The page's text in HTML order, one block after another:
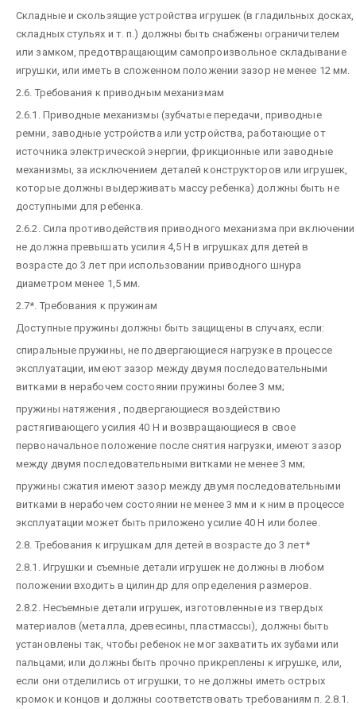
Складные и скользящие устройства игрушек (в гладильных досках,
складных стульях и т. п.) должны быть снабжены ограничителем
или замком, предотвращающим самопроизвольное складывание
игрушки, или иметь в сложенном положении зазор не менее 12 мм.
2.6. Требования к приводным механизмам
2.6.1. Приводные механизмы (зубчатые передачи, приводные
ремни, заводные устройства или устройства, работающие от
источника электрической энергии, фрикционные или заводные
механизмы, за исключением деталей конструкторов или игрушек,
которые должны выдерживать массу ребенка) должны быть не
доступными для ребенка.
2.6.2. Сила противодействия приводного механизма при включении
не должна превышать усилия 4,5 Н в игрушках для детей в
возрасте до 3 лет при использовании приводного шнура
диаметром менее 1,5 мм.
2.7*. Требования к пружинам
Доступные пружины должны быть защищены в случаях, если:
спиральные пружины, не подвергающиеся нагрузке в процессе
эксплуатации, имеют зазор между двумя последовательными
витками в нерабочем состоянии пружины более 3 мм;
пружины натяжения , подвергающиеся воздействию
растягивающего усилия 40 Н и возвращающиеся в свое
первоначальное положение после снятия нагрузки, имеют зазор
между двумя последовательными витками не менее 3 мм;
пружины сжатия имеют зазор между двумя последовательными
витками в нерабочем состоянии не менее 3 мм и к ним в процессе
эксплуатации может быть приложено усилие 40 Н или более.
2.8. Требования к игрушкам для детей в возрасте до 3 лет*
2.8.1. Игрушки и съемные детали игрушек не должны в любом
положении входить в цилиндр для определения размеров.
2.8.2. Несъемные детали игрушек, изготовленные из твердых
материалов (металла, древесины, пластмассы), должны быть
установлены так, чтобы ребенок не мог захватить их зубами или
пальцами; или должны быть прочно прикреплены к игрушке, или,
если они отделились от игрушки, то не должны иметь острых
кромок и концов и должны соответствовать требованиям п. 2.8.1.